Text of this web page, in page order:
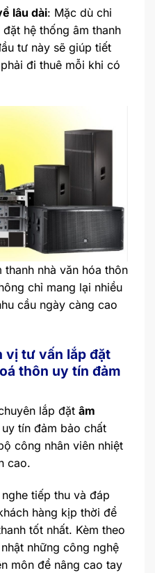
lâu dài: Mặc dù chi
hệ thống âm thanh
tư này sẽ giúp tiết
đi thuê mỗi khi có
nhà văn hóa thôn
chỉ mang lại nhiều
cầu ngày càng cao
vị tư vấn lắp đặt
thôn uy tín đảm
lắp đặt âm
uy tín đảm bảo chất
công nhân viên nhiệt
cao.
tiếp thu và đáp
hàng kịp thời để
tốt nhất. Kèm theo
những công nghệ
môn để nâng cao tay